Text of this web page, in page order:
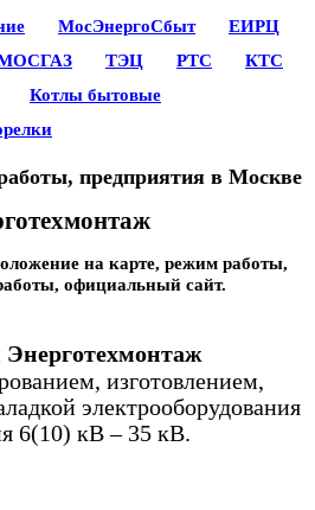
МосЭнергоСбыт
ЕИРЦ
ТЭЦ РТС
КТС
Котлы бытовые
предприятия в Москве
на карте, режим работы,
официальный сайт.
Энерготехмонтаж
изготовлением,
электрооборудования
6(10) кВ – 35 кВ.